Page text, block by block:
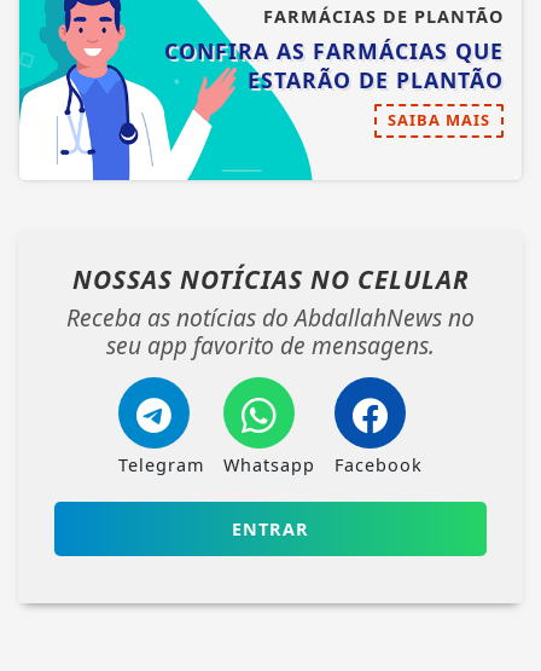
FARMÁCIAS DE PLANTÃO
CONFIRA AS FARMÁCIAS QUE
ESTARÃO DE PLANTÃO
SAIBA MAIS
NOSSAS NOTÍCIAS NO CELULAR
Receba as notícias do AbdallahNews no
seu app favorito de mensagens.
Telegram Whatsapp Facebook
ENTRAR